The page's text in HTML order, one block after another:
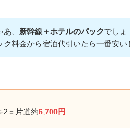
あ、 新幹線＋ホテルのパックでしょ
ク料金から宿泊代引いたら一番安い
＝片道約6,700円